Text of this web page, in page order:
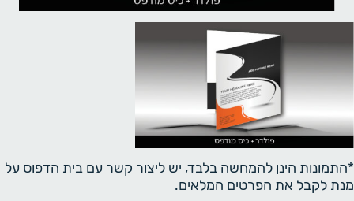
*התמונות הינן להמחשה בלבד, יש ליצור קשר עם בית הדפוס על
מנת לקבל את הפרטים המלאים.